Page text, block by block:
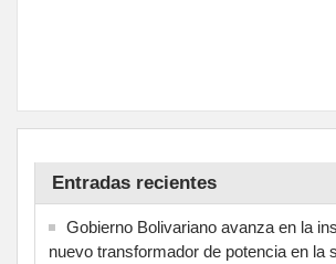
Entradas recientes
Gobierno Bolivariano avanza en la
nuevo transformador de potencia en la